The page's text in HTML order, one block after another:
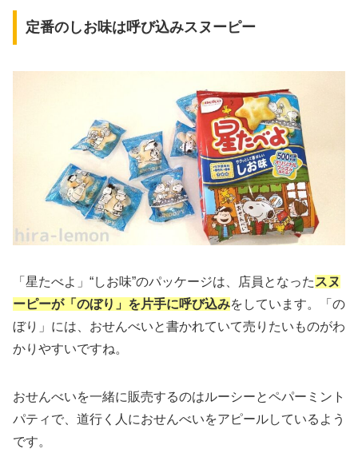
定番のしお味は呼び込みスヌーピー
「星たべよ」“しお味”のパッケージは、店員となった スヌ
ーピーが「のぼり」を片手に呼び込みをしています。「の
ぼり」には、おせんべいと書かれていて売りたいものがわ
かりやすいですね。
おせんべいを一緒に販売するのはルーシーとペパーミント
パティで、道行く人におせんべいをアピールしているよう
です。